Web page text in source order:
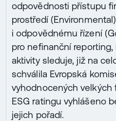
odpovědnosti přístupu
prostředí
i odpovědnému řízení
pro nefinanční reporting,
aktivity sleduje, již na
schválila Evropská
vyhodnocených velkých
ESG ratingu vyhlášeno
jejich pořadí.